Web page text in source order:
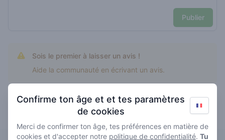
Publier
Sois le premier à laisser un avis !
Aide la communauté en écrivant un avis.
super zilver les mieux notés
Confirme ton âge et et tes paramètres
de cookies
Merci de confirmer ton âge, tes préférences en matière de
cookies et d'accepter notre politique de confidentialité. Tu